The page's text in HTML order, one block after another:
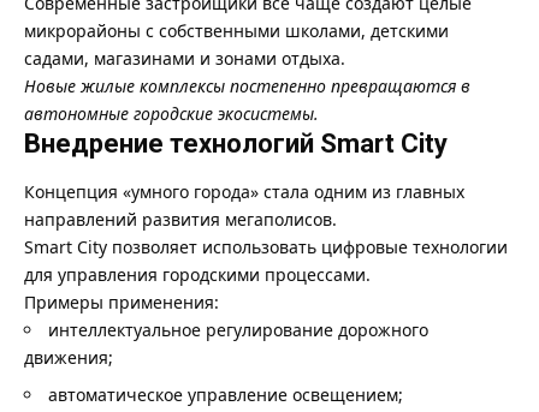
микрорайоны с собственными школами, детскими
садами, магазинами и зонами отдыха.
Новые жилые комплексы постепенно превращаются в
автономные городские экосистемы.
Внедрение технологий Smart City
Концепция «умного города» стала одним из главных
направлений развития мегаполисов.
Smart City позволяет использовать цифровые технологии
для управления городскими процессами.
Примеры применения:
интеллектуальное регулирование дорожного
движения;
автоматическое управление освещением;